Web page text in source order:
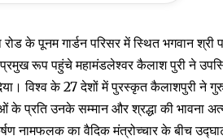
रोड के पूनम गार्डन परिसर में स्थित भगवान
प्रमुख रूप पहुंचे महामंडलेश्वर कैलाश पुरी ने
विश्व के 27 देशों में पुरस्कृत कैलाशपुरी ने गुरु
प्रति उनके सम्मान और श्रद्धा की भावना
नामफलक का वैदिक मंत्रोच्चार के बीच